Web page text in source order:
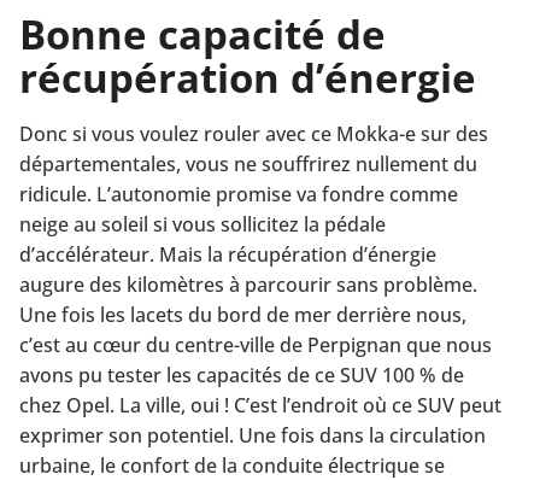
Bonne capacité de
récupération d’énergie
Donc si vous voulez rouler avec ce Mokka-e sur des
départementales, vous ne souffrirez nullement du
ridicule. L’autonomie promise va fondre comme
neige au soleil si vous sollicitez la pédale
d’accélérateur. Mais la récupération d’énergie
augure des kilomètres à parcourir sans problème.
Une fois les lacets du bord de mer derrière nous,
c’est au cœur du centre-ville de Perpignan que nous
avons pu tester les capacités de ce SUV 100 % de
chez Opel. La ville, oui ! C’est l’endroit où ce SUV peut
exprimer son potentiel. Une fois dans la circulation
urbaine, le confort de la conduite électrique se